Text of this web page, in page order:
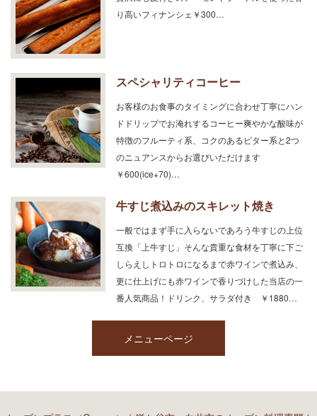
り高いフィナンシェ￥300…
スペシャリティコーヒー
お客様のお食事のタイミングに合わせ丁寧にハン
ドドリップでお淹れするコーヒー爽やかな酸味が
特徴のフルーティ系、コクのあるビター系と2つ
のニュアンスからお選びいただけます
￥600(ice+70)…
牛すじ煮込みのスキレット焼き
一般ではまず手に入らないであろう牛すじの上位
互換「上牛すじ」そんな貴重な食材を丁寧に下ご
しらえしトロトロになるまで赤ワインで煮込み、
更に仕上げにも赤ワインで香りづけした当店の一
番人気商品！ドリンク、サラダ付き ￥1880…
メニューページ